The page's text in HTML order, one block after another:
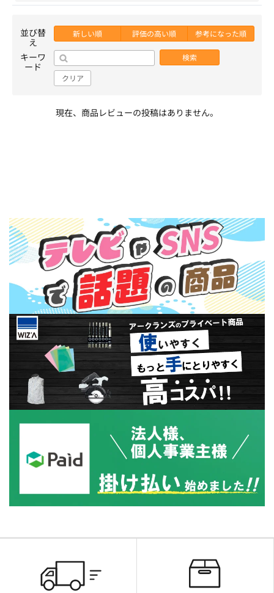
並び替
え
新しい順 評価の高い順 参考になった順
キーワ
ード
検索
クリア
現在、商品レビューの投稿はありません。